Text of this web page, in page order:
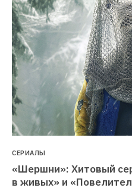
СЕРИАЛЫ
«Шершни»: Хитовый
в живых» и